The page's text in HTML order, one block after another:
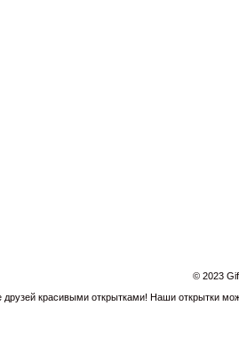
© 2023
друзей красивыми открытками! Наши открытки